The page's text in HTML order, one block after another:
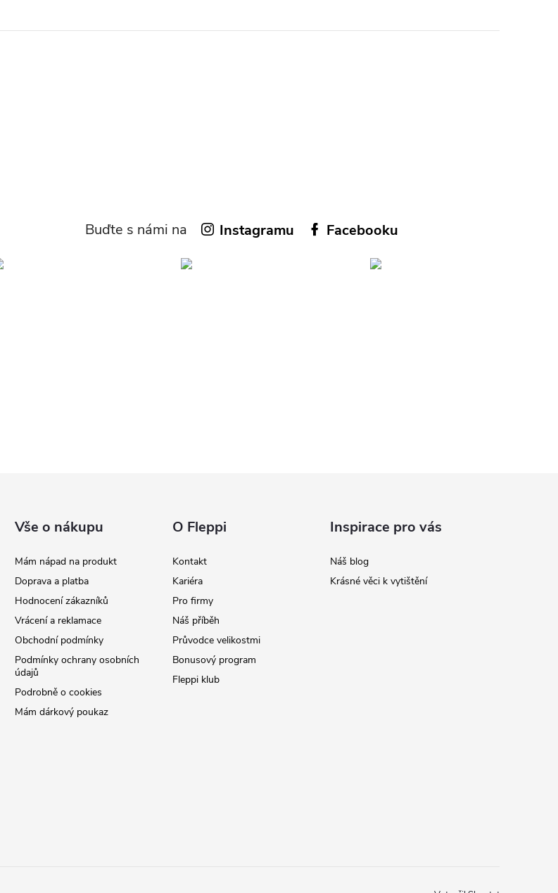
Buďte s námi na Instagramu Facebooku
Vše o nákupu
Mám nápad na produkt
Doprava a platba
Hodnocení zákazníků
Vrácení a reklamace
Obchodní podmínky
Podmínky ochrany osobních
údajů
Podrobně o cookies
Mám dárkový poukaz
O Fleppi
Kontakt
Kariéra
Pro firmy
Náš příběh
Průvodce velikostmi
Bonusový program
Fleppi klub
Inspirace pro vás
Náš blog
Krásné věci k vytištění